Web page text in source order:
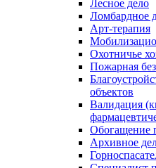
Лесное дело
Ломбардное
Арт-терапия
Охотничье
Пожарная
объектов
Валидация
Обогащение
Архивное